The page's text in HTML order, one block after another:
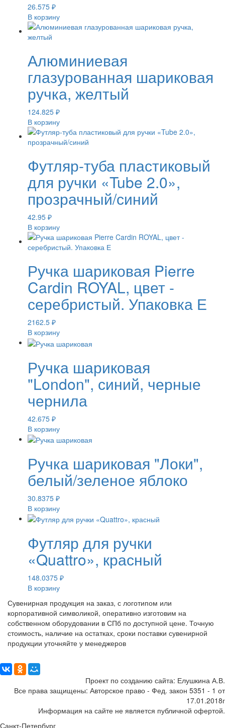
26.575 ₽
В корзину
Алюминиевая
глазурованная шариковая
ручка, желтый
124.825 ₽
В корзину
Футляр-туба пластиковый
для ручки «Tube 2.0»,
прозрачный/синий
42.95 ₽
В корзину
Ручка шариковая Pierre
Cardin ROYAL, цвет -
серебристый. Упаковка Е
2162.5 ₽
В корзину
Ручка шариковая
"London", синий, черные
чернила
42.675 ₽
В корзину
Ручка шариковая "Локи",
белый/зеленое яблоко
30.8375 ₽
В корзину
Футляр для ручки
«Quattro», красный
148.0375 ₽
В корзину
Сувенирная продукция на заказ, с логотипом или
корпоративной символикой, оперативно изготовим на
собственном оборудовании в СПб по доступной цене. Точную
стоимость, наличие на остатках, сроки поставки сувенирной
продукции уточняйте у менеджеров
Проект по созданию сайта: Елушкина А.В.
Все права защищены: Авторское право - Фед. закон 5351 - 1 от
17.01.2018г
Информация на сайте не является публичной офертой.
Санкт-Петербург